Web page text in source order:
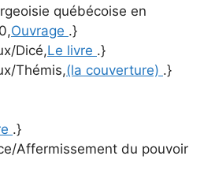
québécoise en
Ouvrage .}
Dicé,Le livre .}
Thémis,(la couverture) .}
.}
Affermissement du pouvoir